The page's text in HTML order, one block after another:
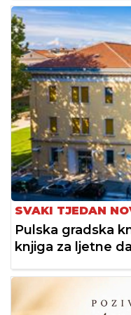
SVAKI TJEDAN
Pulska gradska
knjiga za ljetne